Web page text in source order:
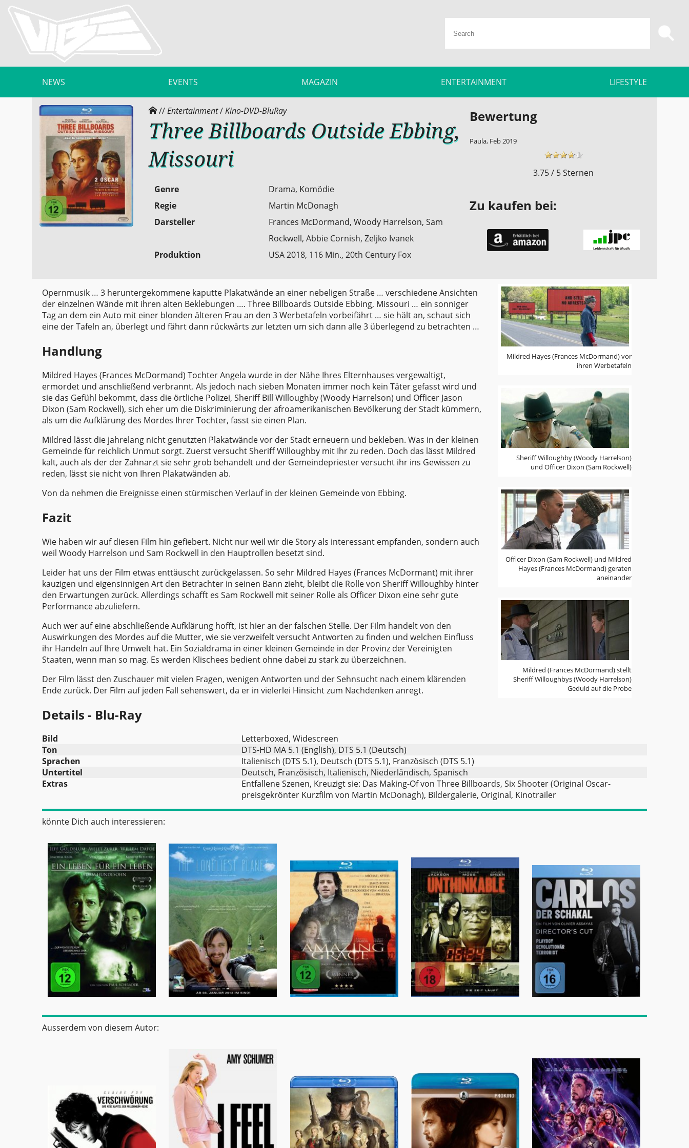
NEWS EVENTS MAGAZIN ENTERTAINMENT LIFESTYLE
//Entertainment/Kino-DVD-BluRay
Three Billboards Outside Ebbing,
Missouri
Genre
Drama, Komödie
Regie
Martin McDonagh
Darsteller
Frances McDormand, Woody Harrelson, Sam
Rockwell, Abbie Cornish, Zeljko Ivanek
Produktion
USA 2018, 116 Min., 20th Century Fox
Bewertung
Paula, Feb 2019
3.75 / 5 Sternen
Zu kaufen bei:
Mildred Hayes (Frances McDormand) vor
ihren Werbetafeln
Sheriff Willoughby (Woody Harrelson)
und Officer Dixon (Sam Rockwell)
Officer Dixon (Sam Rockwell) und Mildred
Hayes (Frances McDormand) geraten
aneinander
Mildred (Frances McDormand) stellt
Sheriff Willoughbys (Woody Harrelson)
Geduld auf die Probe
Opernmusik … 3 heruntergekommene kaputte Plakatwände an einer nebeligen Straße … verschiedene Ansichten
der einzelnen Wände mit ihren alten Beklebungen …. Three Billboards Outside Ebbing, Missouri … ein sonniger
Tag an dem ein Auto mit einer blonden älteren Frau an den 3 Werbetafeln vorbeifährt … sie hält an, schaut sich
eine der Tafeln an, überlegt und fährt dann rückwärts zur letzten um sich dann alle 3 überlegend zu betrachten …
Handlung
Mildred Hayes (Frances McDormand) Tochter Angela wurde in der Nähe Ihres Elternhauses vergewaltigt,
ermordet und anschließend verbrannt. Als jedoch nach sieben Monaten immer noch kein Täter gefasst wird und
sie das Gefühl bekommt, dass die örtliche Polizei, Sheriff Bill Willoughby (Woody Harrelson) und Officer Jason
Dixon (Sam Rockwell), sich eher um die Diskriminierung der afroamerikanischen Bevölkerung der Stadt kümmern,
als um die Aufklärung des Mordes Ihrer Tochter, fasst sie einen Plan.
Mildred lässt die jahrelang nicht genutzten Plakatwände vor der Stadt erneuern und bekleben. Was in der kleinen
Gemeinde für reichlich Unmut sorgt. Zuerst versucht Sheriff Willoughby mit Ihr zu reden. Doch das lässt Mildred
kalt, auch als der der Zahnarzt sie sehr grob behandelt und der Gemeindepriester versucht ihr ins Gewissen zu
reden, lässt sie nicht von Ihren Plakatwänden ab.
Von da nehmen die Ereignisse einen stürmischen Verlauf in der kleinen Gemeinde von Ebbing.
Fazit
Wie haben wir auf diesen Film hin gefiebert. Nicht nur weil wir die Story als interessant empfanden, sondern auch
weil Woody Harrelson und Sam Rockwell in den Hauptrollen besetzt sind.
Leider hat uns der Film etwas enttäuscht zurückgelassen. So sehr Mildred Hayes (Frances McDormant) mit ihrer
kauzigen und eigensinnigen Art den Betrachter in seinen Bann zieht, bleibt die Rolle von Sheriff Willoughby hinter
den Erwartungen zurück. Allerdings schafft es Sam Rockwell mit seiner Rolle als Officer Dixon eine sehr gute
Performance abzuliefern.
Auch wer auf eine abschließende Aufklärung hofft, ist hier an der falschen Stelle. Der Film handelt von den
Auswirkungen des Mordes auf die Mutter, wie sie verzweifelt versucht Antworten zu finden und welchen Einfluss
ihr Handeln auf Ihre Umwelt hat. Ein Sozialdrama in einer kleinen Gemeinde in der Provinz der Vereinigten
Staaten, wenn man so mag. Es werden Klischees bedient ohne dabei zu stark zu überzeichnen.
Der Film lässt den Zuschauer mit vielen Fragen, wenigen Antworten und der Sehnsucht nach einem klärenden
Ende zurück. Der Film auf jeden Fall sehenswert, da er in vielerlei Hinsicht zum Nachdenken anregt.
Details - Blu-Ray
Bild
Letterboxed, Widescreen
Ton
DTS-HD MA 5.1 (English), DTS 5.1 (Deutsch)
Sprachen
Italienisch (DTS 5.1), Deutsch (DTS 5.1), Französisch (DTS 5.1)
Untertitel
Deutsch, Französisch, Italienisch, Niederländisch, Spanisch
Extras
Entfallene Szenen, Kreuzigt sie: Das Making-Of von Three Billboards, Six Shooter (Original Oscar-
preisgekrönter Kurzfilm von Martin McDonagh), Bildergalerie, Original, Kinotrailer
könnte Dich auch interessieren:
Ausserdem von diesem Autor: